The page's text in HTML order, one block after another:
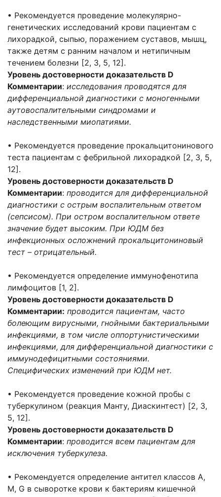
• Рекомендуется проведение молекулярно-
генетических исследований крови пациентам с
лихорадкой, сыпью, поражением суставов, мышц,
также детям с ранним началом и нетипичным
течением болезни [2, 3, 5, 12].
Уровень достоверности доказательств D
Комментарии: исследования проводятся для
дифференциальной диагностики с моногенными
аутовоспалительными синдромами и
наследственными миопатиями.
• Рекомендуется проведение прокальцитонинового
теста пациентам с фебрильной лихорадкой [2, 3, 5,
12].
Уровень достоверности доказательств D
Комментарии: проводится для дифференциальной
диагностики с острым воспалительным ответом
(сепсисом). При остром воспалительном ответе
значение будет высоким. При ЮДМ без
инфекционных осложнений прокальцитониновый
тест – отрицательный.
• Рекомендуется определение иммунофенотипа
лимфоцитов [1, 2].
Уровень достоверности доказательств D
Комментарии: проводится пациентам, часто
болеющим вирусными, гнойными бактериальными
инфекциями, в том числе оппортунистическими
инфекциями, для дифференциальной диагностики с
иммунодефицитными состояниями.
Специфических изменений при ЮДМ нет.
• Рекомендуется проведение кожной пробы с
туберкулином (реакция Манту, Диаскинтест) [2, 3,
5, 12].
Уровень достоверности доказательств D
Комментарии: проводится всем пациентам для
исключения туберкулеза.
• Рекомендуется определение антител классов A,
M, G в сыворотке крови к бактериям кишечной